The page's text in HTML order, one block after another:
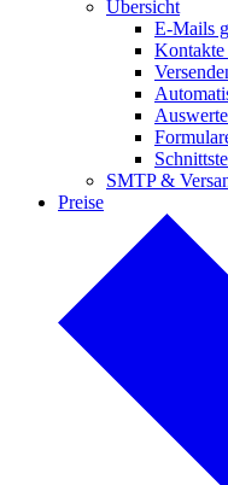
Übersicht
E-Mails
Kontakte
SMTP &
Preise